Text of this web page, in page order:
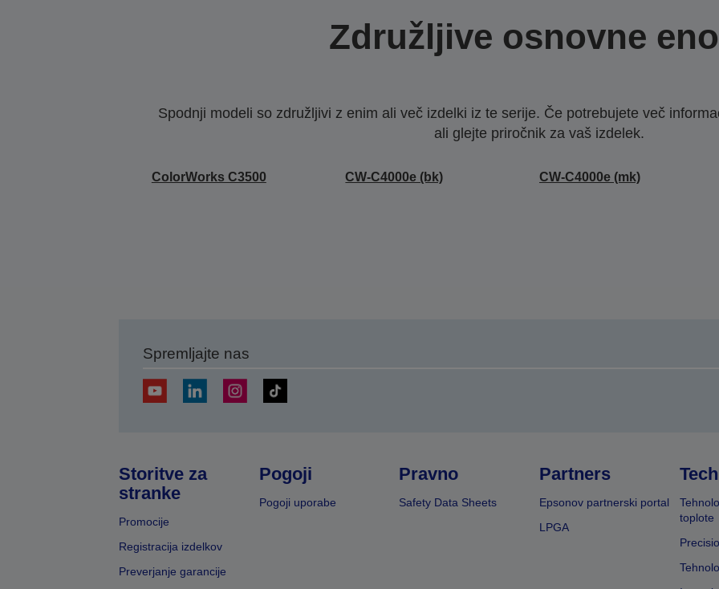
Združljive osnovne
Spodnji modeli so združljivi z enim ali več izdelki iz te serije. Če potrebujete več
ali glejte priročnik za vaš izdelek.
ColorWorks C3500 CW-C4000e (bk) CW-C4000e (mk)
Spremljajte nas
Storitve za
stranke
Promocije
Registracija izdelkov
Preverjanje garancije
Pogoji
Pogoji uporabe
Pravno
Safety Data Sheets
Partners
Epsonov partnerski portal
LPGA
toplote